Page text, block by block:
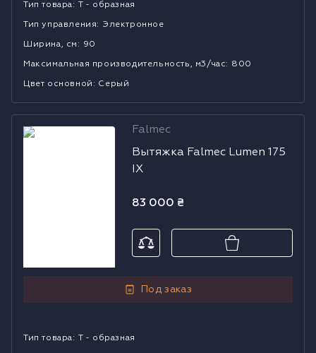
Тип товара: Т - образная
Тип управления: Электронное
Ширина, см : 90
Mаксимальная производительность, м3/час: 800
Цвет основной : Серый
Вытяжка
Falmec
Вытяжка Falmec Lumen 175
IX
83 000 ₴
Под заказ
Тип товара: Т - образная